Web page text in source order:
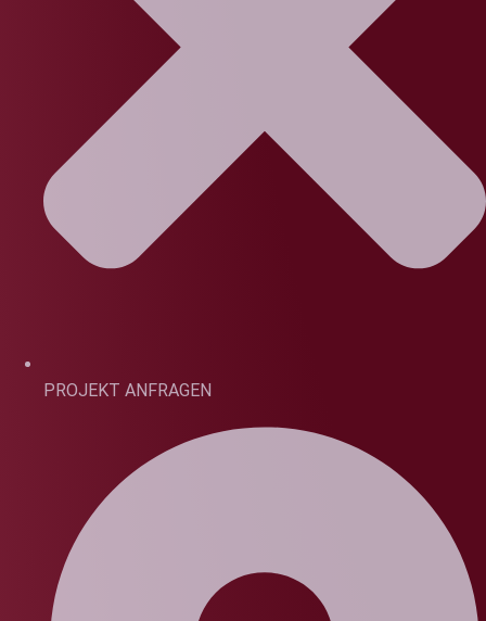
PROJEKT ANFRAGEN